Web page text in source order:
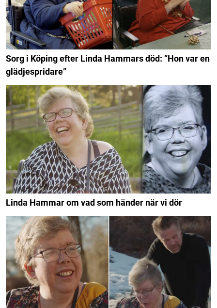
Sorg i Köping efter Linda Hammars död: ”Hon var en
glädjespridare”
Linda Hammar om vad som händer när vi dör